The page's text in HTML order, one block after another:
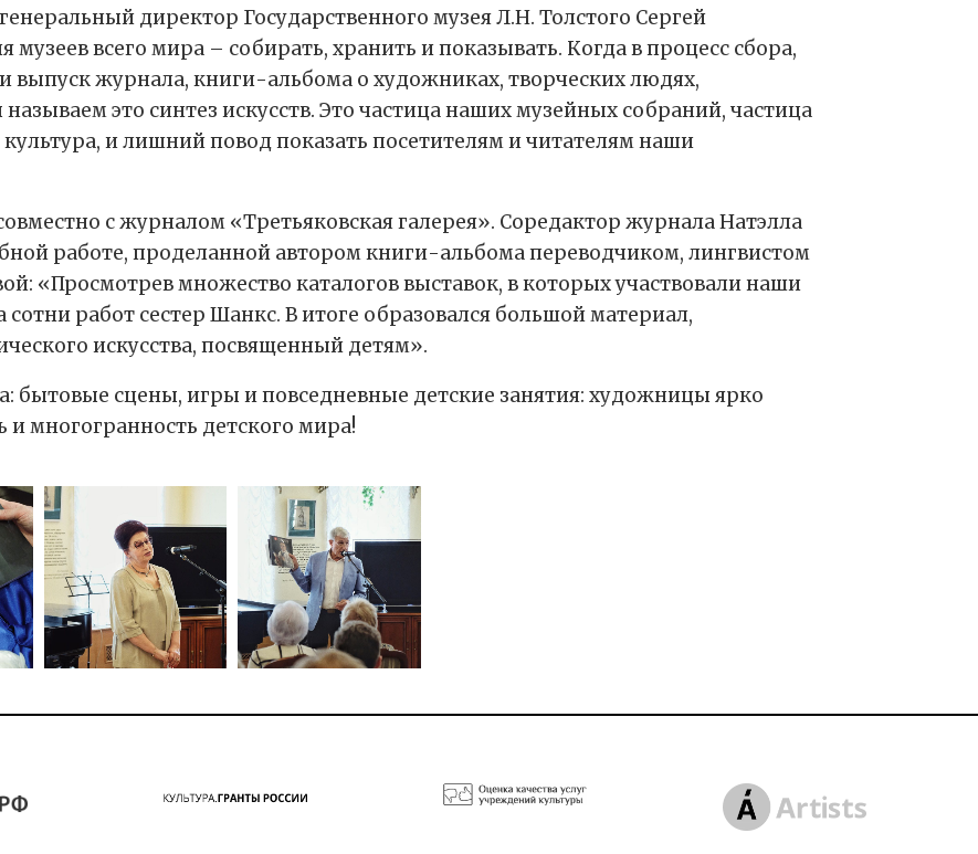
директор Государственного музея Л.Н. Толстого Сергей
музеев всего мира – собирать, хранить и показывать. Когда в процесс сбора,
выпуск журнала, книги-альбома о художниках, творческих людях,
это синтез искусств. Это частица наших музейных собраний, частица
и лишний повод показать посетителям и читателям наши
с журналом «Третьяковская галерея». Соредактор журнала Натэлла
работе, проделанной автором книги-альбома переводчиком, лингвистом
«Просмотрев множество каталогов выставок, в которых участвовали наши
работ сестер Шанкс. В итоге образовался большой материал,
искусства, посвященный детям».
бытовые сцены, игры и повседневные детские занятия: художницы ярко
многогранность детского мира!